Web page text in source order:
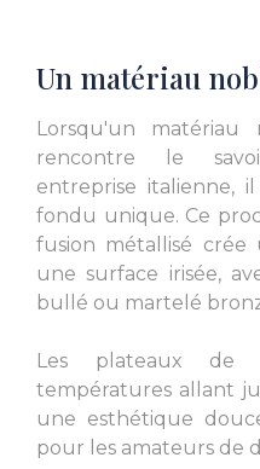
Un matériau
Lorsqu'un
rencontre le
entreprise italienne,
fondu unique. Ce
fusion métallisé
une surface irisée,
bullé ou martelé
Les plateaux de
températures allant
une esthétique
pour les amateurs de